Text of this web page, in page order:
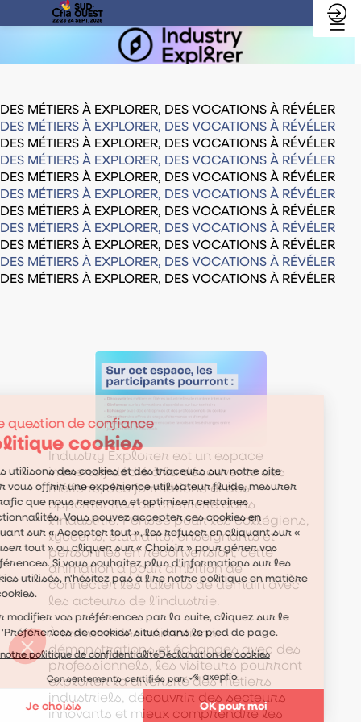
DES MÉTIERS À EXPLORER, DES VOCATIONS À RÉVÉLER
DES MÉTIERS À EXPLORER, DES VOCATIONS À RÉVÉLER
DES MÉTIERS À EXPLORER, DES VOCATIONS À RÉVÉLER
DES MÉTIERS À EXPLORER, DES VOCATIONS À RÉVÉLER
DES MÉTIERS À EXPLORER, DES VOCATIONS À RÉVÉLER
DES MÉTIERS À EXPLORER, DES VOCATIONS À RÉVÉLER
DES MÉTIERS À EXPLORER, DES VOCATIONS À RÉVÉLER
DES MÉTIERS À EXPLORER, DES VOCATIONS À RÉVÉLER
DES MÉTIERS À EXPLORER, DES VOCATIONS À RÉVÉLER
DES MÉTIERS À EXPLORER, DES VOCATIONS À RÉVÉLER
DES MÉTIERS À EXPLORER, DES VOCATIONS À RÉVÉLER
Industry Explorer est un espace
immersif dédié à la découverte des
métiers, des formations et des
opportunités de carrière dans
l’industrie. Pensée pour les collégiens,
lycéens, étudiants, enseignants et
personnes en reconversion, cette
animation a pour ambition de
connecter les talents de demain avec
les acteurs de l’industrie.
À travers des animations,
démonstrations et échanges avec des
professionnels, les visiteurs pourront
explorer la diversité des métiers
industriels, découvrir des secteurs
innovants et mieux comprendre les